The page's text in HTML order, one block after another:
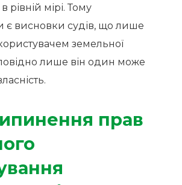
рівній мірі. Тому
висновки судів, що лише
земельної
лише він один може
прав